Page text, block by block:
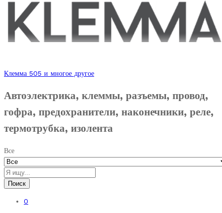
Клемма 505 и многое другое
Автоэлектрика, клеммы, разъемы, провод,
гофра, предохранители, наконечники, реле,
термотрубка, изолента
Все
Поиск
0